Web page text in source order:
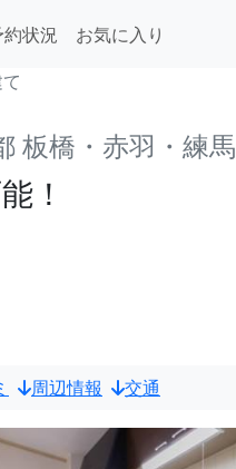
状況
お気に入り
板橋・赤羽・練馬
！
周辺情報 交通